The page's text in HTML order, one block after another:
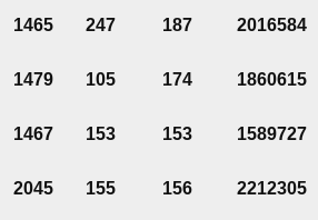
1465 247 187 2016584
1479 105 174 1860615
1467 153 153 1589727
2045 155 156 2212305